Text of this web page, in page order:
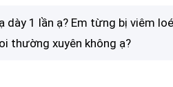
dày 1 lần ạ? Em từng bị viêm
thường xuyên không ạ?